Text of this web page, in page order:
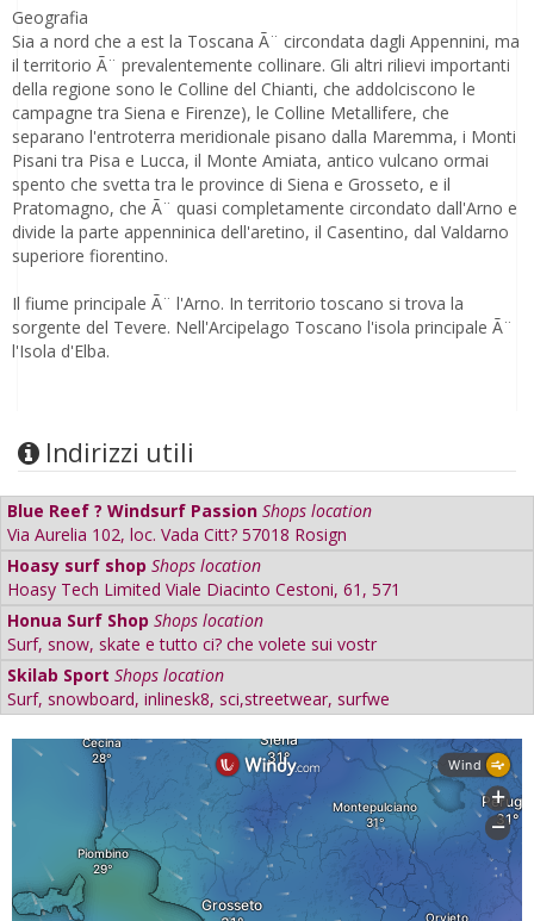
Geografia
Sia a nord che a est la Toscana Ã¨ circondata dagli Appennini, ma
il territorio Ã¨ prevalentemente collinare. Gli altri rilievi importanti
della regione sono le Colline del Chianti, che addolciscono le
campagne tra Siena e Firenze), le Colline Metallifere, che
separano l'entroterra meridionale pisano dalla Maremma, i Monti
Pisani tra Pisa e Lucca, il Monte Amiata, antico vulcano ormai
spento che svetta tra le province di Siena e Grosseto, e il
Pratomagno, che Ã¨ quasi completamente circondato dall'Arno e
divide la parte appenninica dell'aretino, il Casentino, dal Valdarno
superiore fiorentino.
Il fiume principale Ã¨ l'Arno. In territorio toscano si trova la
sorgente del Tevere. Nell'Arcipelago Toscano l'isola principale Ã¨
l'Isola d'Elba.
Indirizzi utili
Blue Reef ? Windsurf Passion Shops location
Via Aurelia 102, loc. Vada Citt? 57018 Rosign
Hoasy surf shop Shops location
Hoasy Tech Limited Viale Diacinto Cestoni, 61, 571
Honua Surf Shop Shops location
Surf, snow, skate e tutto ci? che volete sui vostr
Skilab Sport Shops location
Surf, snowboard, inlinesk8, sci,streetwear, surfwe